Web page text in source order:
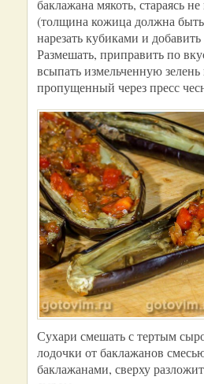
баклажана мякоть, стараясь
(толщина кожица должна
нарезать кубиками и
Размешать, приправить по
всыпать измельченную зелень
пропущенный через пресс
Сухари смешать с тертым
лодочки от баклажанов
баклажанами, сверху